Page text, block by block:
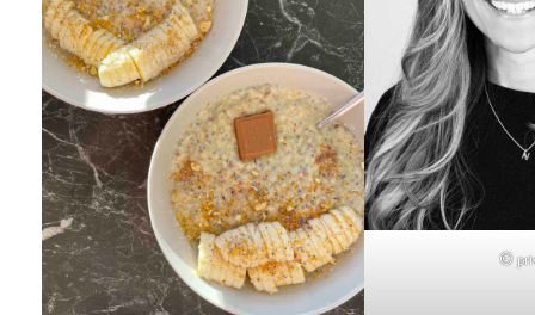
©